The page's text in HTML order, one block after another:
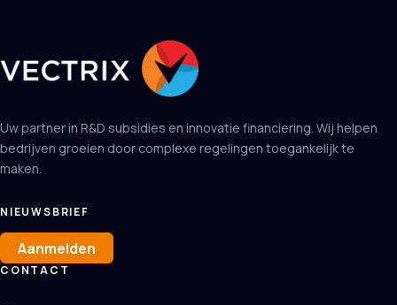
Uw partner in R&D subsidies en innovatie financiering. Wij helpen
bedrijven groeien door complexe regelingen toegankelijk te
maken.
NIEUWSBRIEF
Aanmelden
CONTACT